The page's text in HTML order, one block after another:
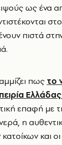
ως ένα
πιστά
πως το
Ελλάδας
επαφή με
η
και οι